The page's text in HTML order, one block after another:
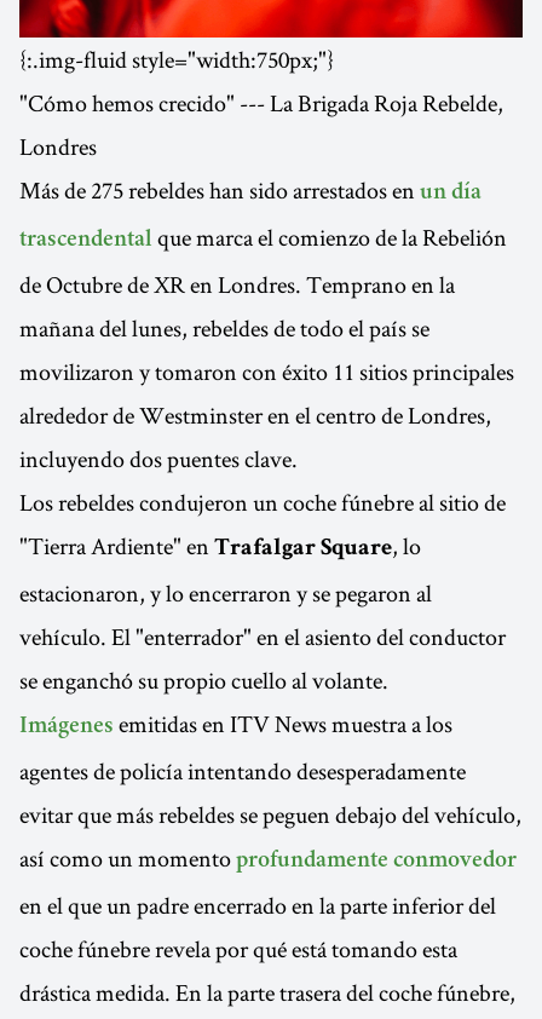
{:.img-fluid style="width:750px;"}
"Cómo hemos crecido" --- La Brigada Roja Rebelde,
Londres
Más de 275 rebeldes han sido arrestados en un día
trascendental que marca el comienzo de la Rebelión
de Octubre de XR en Londres. Temprano en la
mañana del lunes, rebeldes de todo el país se
movilizaron y tomaron con éxito 11 sitios principales
alrededor de Westminster en el centro de Londres,
incluyendo dos puentes clave.
Los rebeldes condujeron un coche fúnebre al sitio de
"Tierra Ardiente" en Trafalgar Square, lo
estacionaron, y lo encerraron y se pegaron al
vehículo. El "enterrador" en el asiento del conductor
se enganchó su propio cuello al volante.
Imágenes emitidas en ITV News muestra a los
agentes de policía intentando desesperadamente
evitar que más rebeldes se peguen debajo del vehículo,
así como un momento profundamente conmovedor
en el que un padre encerrado en la parte inferior del
coche fúnebre revela por qué está tomando esta
drástica medida. En la parte trasera del coche fúnebre,